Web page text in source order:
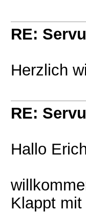
RE:
Herzlich
RE:
Hallo
Klappt